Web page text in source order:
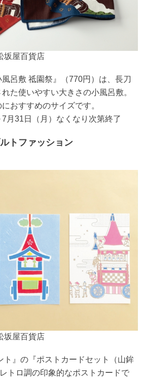
坂屋百貨店
風呂敷 祗園祭』（770円）は、長刀
た使いやすい大きさの小風呂敷。
おすすめのサイズです。
月31日（月）なくなり次第終了
トファッション
坂屋百貨店
ト』の『ポストカードセット（山鉾
トロ調の印象的なポストカードで